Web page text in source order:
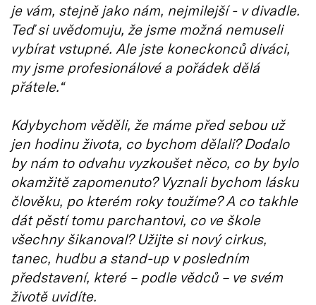
je vám, stejně jako nám, nejmilejší - v divadle.
Teď si uvědomuju, že jsme možná nemuseli
vybírat vstupné. Ale jste koneckonců diváci,
my jsme profesionálové a pořádek dělá
přátele.“
Kdybychom věděli, že máme před sebou už
jen hodinu života, co bychom dělali? Dodalo
by nám to odvahu vyzkoušet něco, co by bylo
okamžitě zapomenuto? Vyznali bychom lásku
člověku, po kterém roky toužíme? A co takhle
dát pěstí tomu parchantovi, co ve škole
všechny šikanoval? Užijte si nový cirkus,
tanec, hudbu a stand-up v posledním
představení, které – podle vědců – ve svém
životě uvidíte.